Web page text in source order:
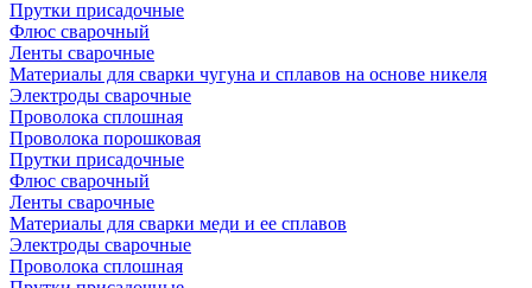
Прутки присадочные
Флюс сварочный
Ленты сварочные
Материалы для сварки чугуна и сплавов на основе никеля
Электроды сварочные
Проволока сплошная
Проволока порошковая
Прутки присадочные
Флюс сварочный
Ленты сварочные
Материалы для сварки меди и ее сплавов
Электроды сварочные
Проволока сплошная